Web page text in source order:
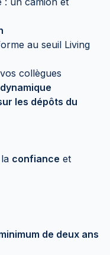
au seuil Living
collègues
dynamique
les dépôts du
confiance et
de deux ans